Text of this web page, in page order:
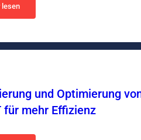
lesen
und Optimierung
für mehr Effizienz